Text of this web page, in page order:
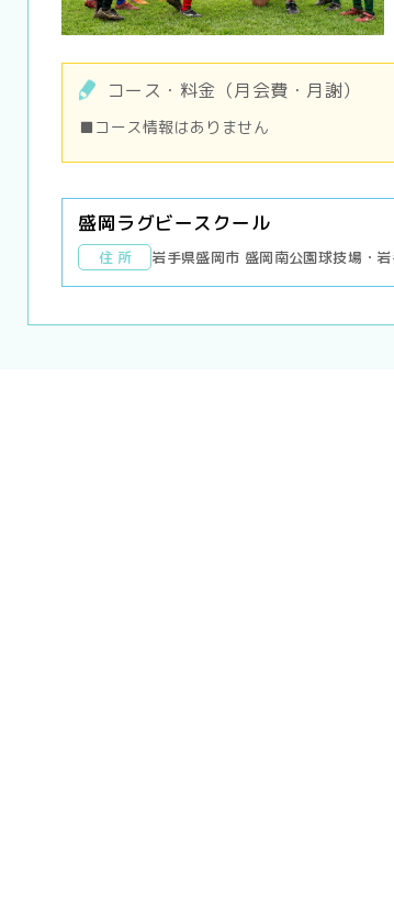
コース・料金（月会費・月謝）
■コース情報はありません
盛岡ラグビースクール
住 所 岩手県盛岡市 盛岡南公園球技場・